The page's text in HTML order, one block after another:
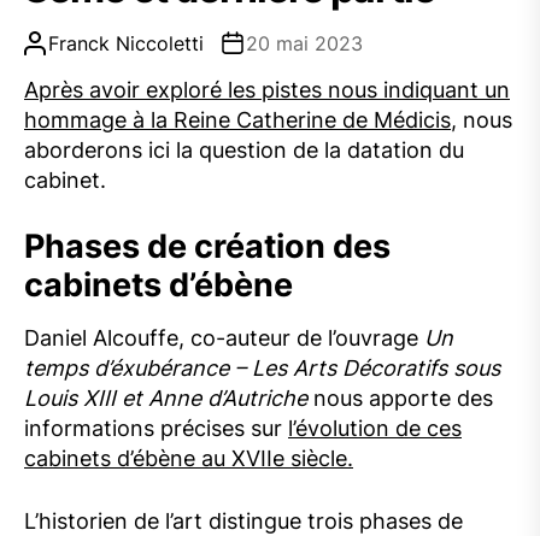
Franck Niccoletti 20 mai 2023
Après avoir exploré les pistes nous indiquant un
hommage à la Reine Catherine de Médicis, nous
aborderons ici la question de la datation du
cabinet.
Phases de création des
cabinets d’ébène
Daniel Alcouffe, co-auteur de l’ouvrage Un
temps d’éxubérance – Les Arts Décoratifs sous
Louis XIII et Anne d’Autriche nous apporte des
informations précises sur l’évolution de ces
cabinets d’ébène au XVIIe siècle.
L’historien de l’art distingue trois phases de